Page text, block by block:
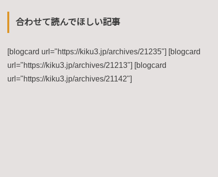
合わせて読んでほしい記事
[blogcard url="https://kiku3.jp/archives/21235"] [blogcard
url="https://kiku3.jp/archives/21213"] [blogcard
url="https://kiku3.jp/archives/21142"]